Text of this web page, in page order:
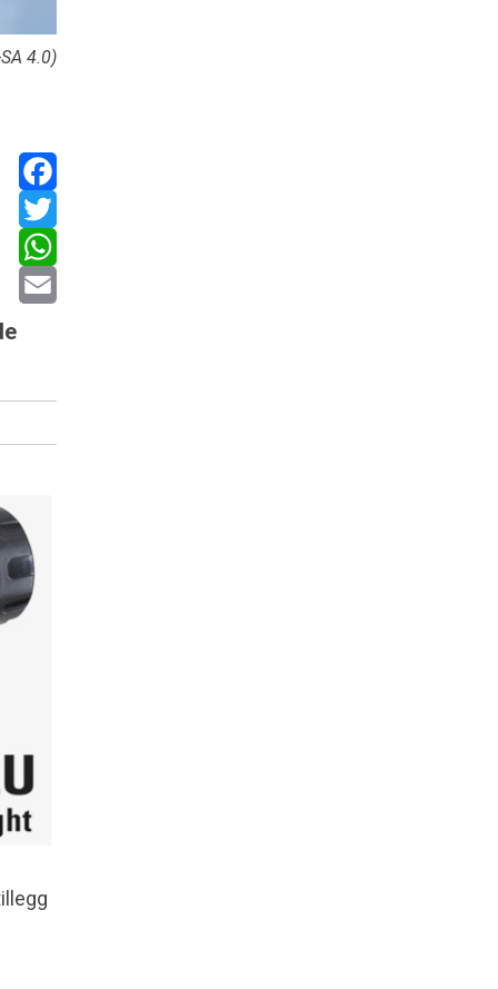
4.0)
Facebook
Twitter
WhatsApp